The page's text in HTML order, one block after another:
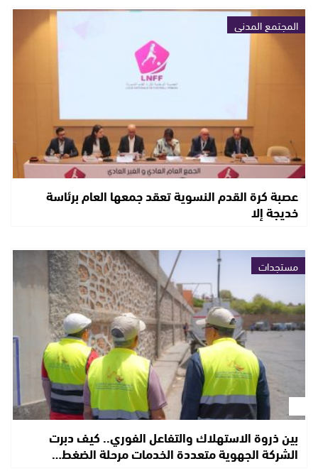
المجتمع المدني
عصبة كرة القدم النسوية تعقد جمعها العام برئاسة
خديجة إلا
مستجدات
بين ذروة الاستهلاك والتفاعل الفوري.. كيف دبرت
الشركة الجهوية متعددة الخدمات مرحلة الضغط…